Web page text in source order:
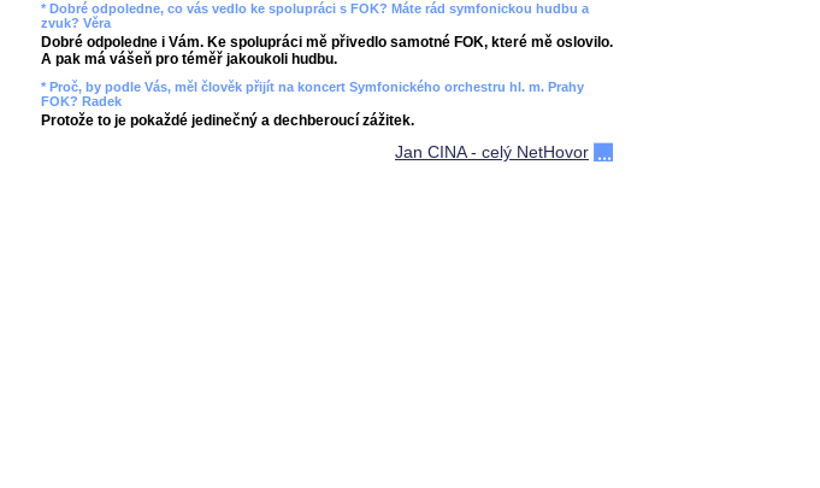
* Dobré odpoledne, co vás vedlo ke spolupráci s FOK? Máte rád symfonickou hudbu a
zvuk? Věra
Dobré odpoledne i Vám. Ke spolupráci mě přivedlo samotné FOK, které mě oslovilo.
A pak má vášeň pro téměř jakoukoli hudbu.
* Proč, by podle Vás, měl člověk přijít na koncert Symfonického orchestru hl. m. Prahy
FOK? Radek
Protože to je pokaždé jedinečný a dechberoucí zážitek.
Jan CINA - celý NetHovor